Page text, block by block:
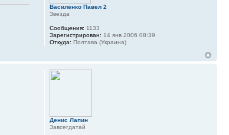
Василенко Павел 2
Звезда
Сообщения: 1133
Зарегистрирован: 14 янв 2006 08:39
Откуда: Полтава (Украина)
Денис Лапин
Завсегдатай